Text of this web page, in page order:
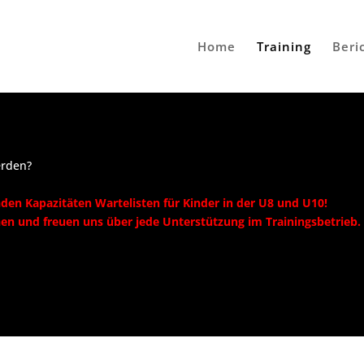
Home Training
Kapazitäten Wartelisten für Kinder in der U8 und U10!
und freuen uns über jede Unterstützung im Trainingsbetrieb.